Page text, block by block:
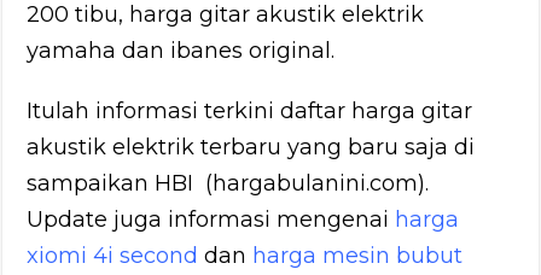
200 tibu, harga gitar akustik elektrik
yamaha dan ibanes original.
Itulah informasi terkini daftar harga gitar
akustik elektrik terbaru yang baru saja di
sampaikan HBI (hargabulanini.com).
Update juga informasi mengenai harga
xiomi 4i second dan harga mesin bubut